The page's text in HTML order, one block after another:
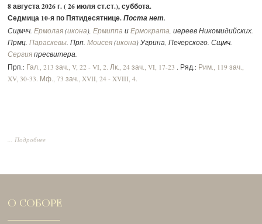
8 августа 2026 г. ( 26 июля ст.ст.), суббота.
Седмица 10-я по Пятидесятнице.Поста нет.
Сщмчч.Ермолая (икона ),Ермиппа иЕрмократа , иереев Никомидийских.
Прмц.Параскевы . Прп.Моисея (икона ) Угрина, Печерского. Сщмч.
Сергия пресвитера.
Прп.: Гал., 213 зач., V, 22 - VI, 2. Лк., 24 зач., VI, 17-23 . Ряд.: Рим., 119 зач.,
XV, 30-33. Мф., 73 зач., XVII, 24 - XVIII, 4.
... Подробнее
О СОБОРЕ